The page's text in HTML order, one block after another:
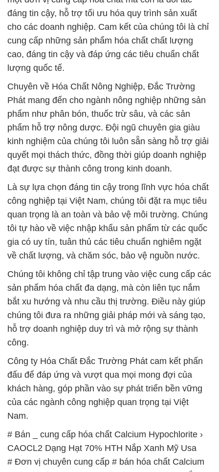
lượng quốc tế.
Chuyên về Hóa Chất Nông Nghiệp, Đắc Trường
Phát mang đến cho ngành nông nghiệp những sản
phẩm như phân bón, thuốc trừ sâu, và các sản
phẩm hỗ trợ nông dược. Đội ngũ chuyên gia giàu
kinh nghiệm của chúng tôi luôn sẵn sàng hỗ trợ giải
quyết mọi thách thức, đồng thời giúp doanh nghiệp
đạt được sự thành công trong kinh doanh.
Là sự lựa chọn đáng tin cậy trong lĩnh vực hóa chất
công nghiệp tại Việt Nam, chúng tôi đặt ra mục tiêu
quan trọng là an toàn và bảo vệ môi trường. Chúng
tôi tự hào về việc nhập khẩu sản phẩm từ các quốc
gia có uy tín, tuân thủ các tiêu chuẩn nghiêm ngặt
về chất lượng, và chăm sóc, bảo vệ nguồn nước.
Chúng tôi không chỉ tập trung vào việc cung cấp các
sản phẩm hóa chất đa dạng, mà còn liên tục nắm
bắt xu hướng và nhu cầu thị trường. Điều này giúp
chúng tôi đưa ra những giải pháp mới và sáng tạo,
hỗ trợ doanh nghiệp duy trì và mở rộng sự thành
công.
Công ty Hóa Chất Đắc Trường Phát cam kết phấn
đấu để đáp ứng và vượt qua mọi mong đợi của
khách hàng, góp phần vào sự phát triển bền vững
của các ngành công nghiệp quan trọng tại Việt
Nam.
# Bán _ cung cấp hóa chất Calcium Hypochlorite ›
CAOCL2 Dạng Hạt 70% HTH Nắp Xanh Mỹ Usa
# Đơn vị chuyên cung cấp # bán hóa chất Calcium
Hypochlorite › CAOCL2 Dạng Hạt 70% HTH Nắp
Xanh Mỹ Usa
# Địa chỉ chuyên cung cấp φ thương mại hóa chất
Calcium Hypochlorite › CAOCL2 Dạng Hạt 70%